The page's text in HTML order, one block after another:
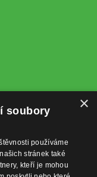
×
soubory
používáme
stránek také
kteří je mohou